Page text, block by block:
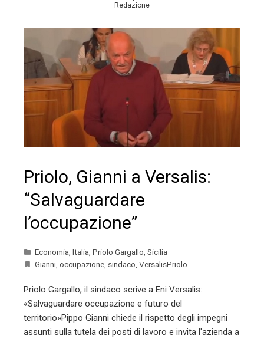
Redazione
Priolo, Gianni a Versalis:
“Salvaguardare
l’occupazione”
Economia Italia Priolo Gargallo Sicilia
Gianni occupazione sindaco VersalisPriolo
Priolo Gargallo, il sindaco scrive a Eni Versalis:
«Salvaguardare occupazione e futuro del
territorio»Pippo Gianni chiede il rispetto degli impegni
assunti sulla tutela dei posti di lavoro e invita l'azienda a